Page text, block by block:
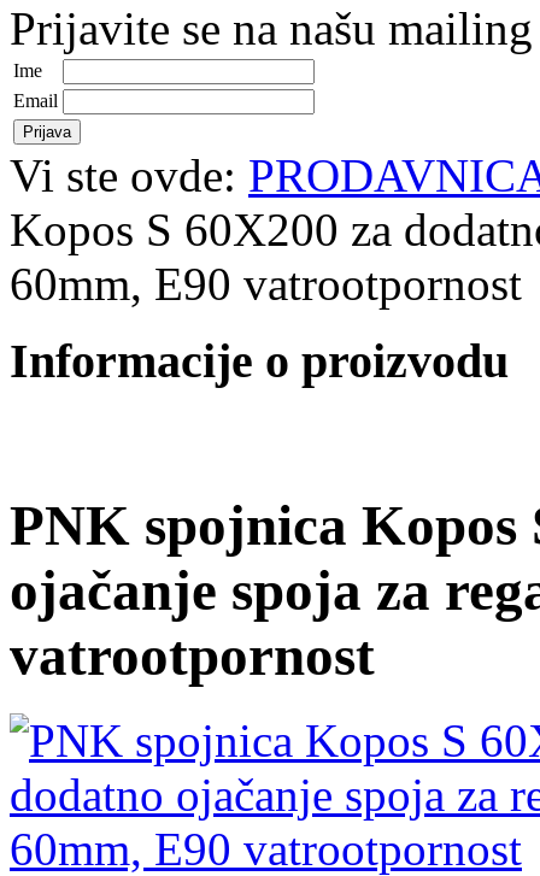
Prijavite se na našu
Ime
Email
Vi ste ovde:
Kopos S 60X200 za
60mm, E90 vatrootpornost
Informacije o proizvodu
PNK spojnica Kopos
ojačanje spoja za
vatrootpornost